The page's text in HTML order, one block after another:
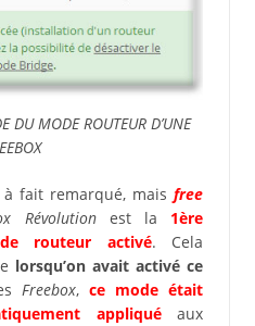
DU MODE ROUTEUR D’UNE
à fait remarqué, maisfree
Révolutionest la 1ère
routeur activé. Cela
lorsqu’on avait activé ce
Freebox,ce mode était
appliquéaux